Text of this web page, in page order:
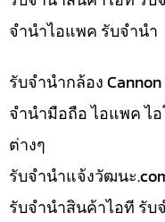
จำนำไอแพค รับจำนำ
รับจำนำกล้อง
จำนำมือถือ ไอแพค ไ
ต่างๆ
รับจํานําแจ้งวัฒนะ
รับจำนำสินค้าไอที รั